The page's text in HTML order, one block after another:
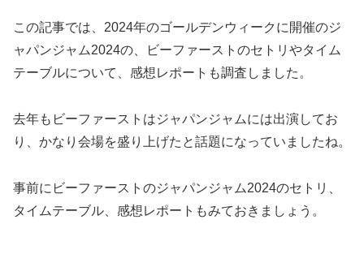
この記事では、2024年のゴールデンウィークに開催のジ
ャパンジャム2024の、ビーファーストのセトリやタイム
テーブルについて、感想レポートも調査しました。
去年もビーファーストはジャパンジャムには出演してお
り、かなり会場を盛り上げたと話題になっていましたね。
事前にビーファーストのジャパンジャム2024のセトリ、
タイムテーブル、感想レポートもみておきましょう。